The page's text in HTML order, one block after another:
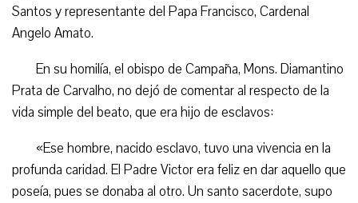
Santos y representante del Papa Francisco, Cardenal
Angelo Amato.
En su homilía, el obispo de Campaña, Mons. Diamantino
Prata de Carvalho, no dejó de comentar al respecto de la
vida simple del beato, que era hijo de esclavos:
«Ese hombre, nacido esclavo, tuvo una vivencia en la
profunda caridad. El Padre Victor era feliz en dar aquello que
poseía, pues se donaba al otro. Un santo sacerdote, supo